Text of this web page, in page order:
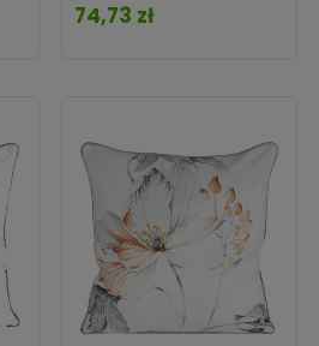
Cena
74,73 zł